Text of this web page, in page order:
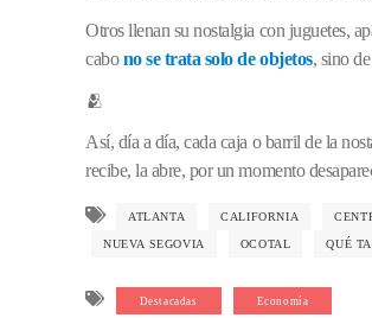
Otros llenan su nostalgia con juguetes,
cabono se trata solo de objetos, sino
🫂
Así, día a día, cada caja o barril de la
recibe, la abre, por un momento
ATLANTA CALIFORNIA
NUEVA SEGOVIA OCOTAL QUÉ
Destacadas Economía